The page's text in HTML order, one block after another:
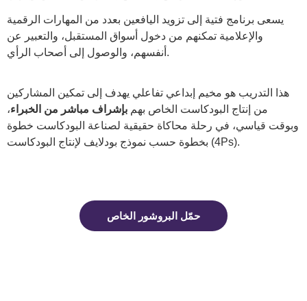
يسعى برنامج فتية إلى تزويد اليافعين بعدد من المهارات الرقمية
والإعلامية تمكنهم من دخول أسواق المستقبل، والتعبير عن
أنفسهم، والوصول إلى أصحاب الرأي.
هذا التدريب هو مخيم إبداعي تفاعلي يهدف إلى تمكين المشاركين
من إنتاج البودكاست الخاص بهم بإشراف مباشر من الخبراء،
وبوقت قياسي، في رحلة محاكاة حقيقية لصناعة البودكاست خطوة
بخطوة حسب نموذج بودلايف لإنتاج البودكاست (4Ps).
حمّل البروشور الخاص